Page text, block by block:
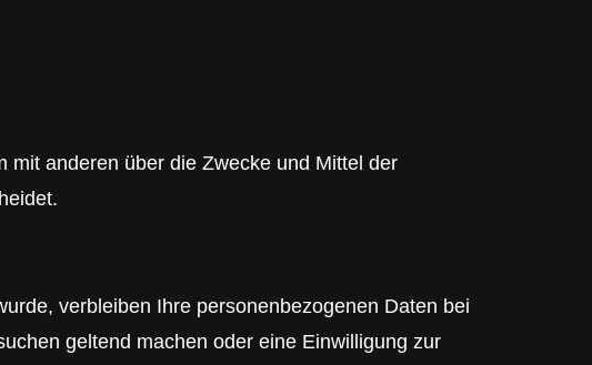
mit anderen über die Zwecke und Mittel der
verbleiben Ihre personenbezogenen Daten bei
geltend machen oder eine Einwilligung zur